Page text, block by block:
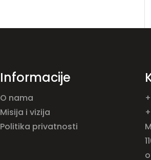
Informacije
O nama
Misija i vizija
Politika privatnosti